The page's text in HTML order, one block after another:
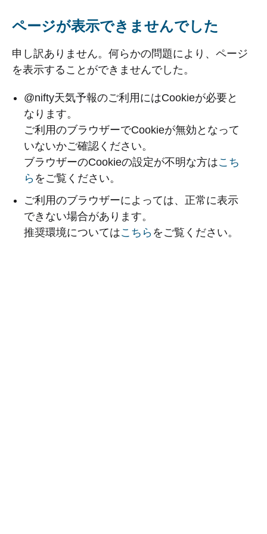
ページが表示できませんでした
申し訳ありません。何らかの問題により、ページ
を表示することができませんでした。
@nifty天気予報のご利用にはCookieが必要と
なります。
ご利用のブラウザーでCookieが無効となって
いないかご確認ください。
ブラウザーのCookieの設定が不明な方はこち
ら をご覧ください。
ご利用のブラウザーによっては、正常に表示
できない場合があります。
推奨環境についてはこちら をご覧ください。